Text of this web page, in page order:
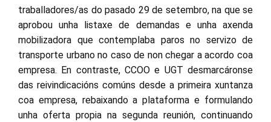
traballadores/as do pasado 29 de setembro, na que se
aprobou unha listaxe de demandas e unha axenda
mobilizadora que contemplaba paros no servizo de
transporte urbano no caso de non chegar a acordo coa
empresa. En contraste, CCOO e UGT desmarcáronse
das reivindicacións comúns desde a primeira xuntanza
coa empresa, rebaixando a plataforma e formulando
unha oferta propia na segunda reunión, continuando